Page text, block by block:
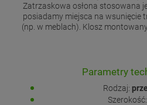
Zatrzaskowa osłona stosowana
posiadamy miejsca na wsunięcie
(np. w meblach). Klosz
Parametry
Rodzaj:
Szerokość: